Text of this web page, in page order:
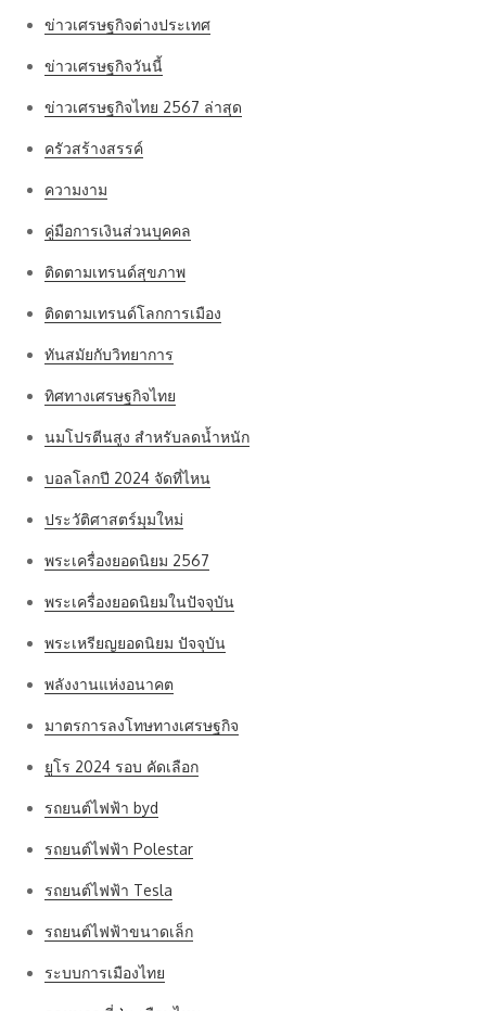
ข่าวเศรษฐกิจต่างประเทศ
ข่าวเศรษฐกิจวันนี้
ข่าวเศรษฐกิจไทย 2567 ล่าสุด
ครัวสร้างสรรค์
ความงาม
คู่มือการเงินส่วนบุคคล
ติดตามเทรนด์สุขภาพ
ติดตามเทรนด์โลกการเมือง
ทันสมัยกับวิทยาการ
ทิศทางเศรษฐกิจไทย
นมโปรตีนสูง สำหรับลดน้ำหนัก
บอลโลกปี 2024 จัดที่ไหน
ประวัติศาสตร์มุมใหม่
พระเครื่องยอดนิยม 2567
พระเครื่องยอดนิยมในปัจจุบัน
พระเหรียญยอดนิยม ปัจจุบัน
พลังงานแห่งอนาคต
มาตรการลงโทษทางเศรษฐกิจ
ยูโร 2024 รอบ คัดเลือก
รถยนต์ไฟฟ้า byd
รถยนต์ไฟฟ้า Polestar
รถยนต์ไฟฟ้า Tesla
รถยนต์ไฟฟ้าขนาดเล็ก
ระบบการเมืองไทย